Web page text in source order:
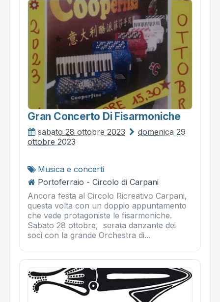
Gran Concerto Di Fisarmoniche
sabato 28 ottobre 2023
domenica 29
ottobre 2023
Musica e concerti
Portoferraio - Circolo di Carpani
Ancora festa al Circolo Ricreativo Carpani,
questa volta con un doppio appuntamento
che vede protagoniste le fisarmoniche.
Sabato 28 ottobre, serata danzante dei
soci con la grande Orchestra di...